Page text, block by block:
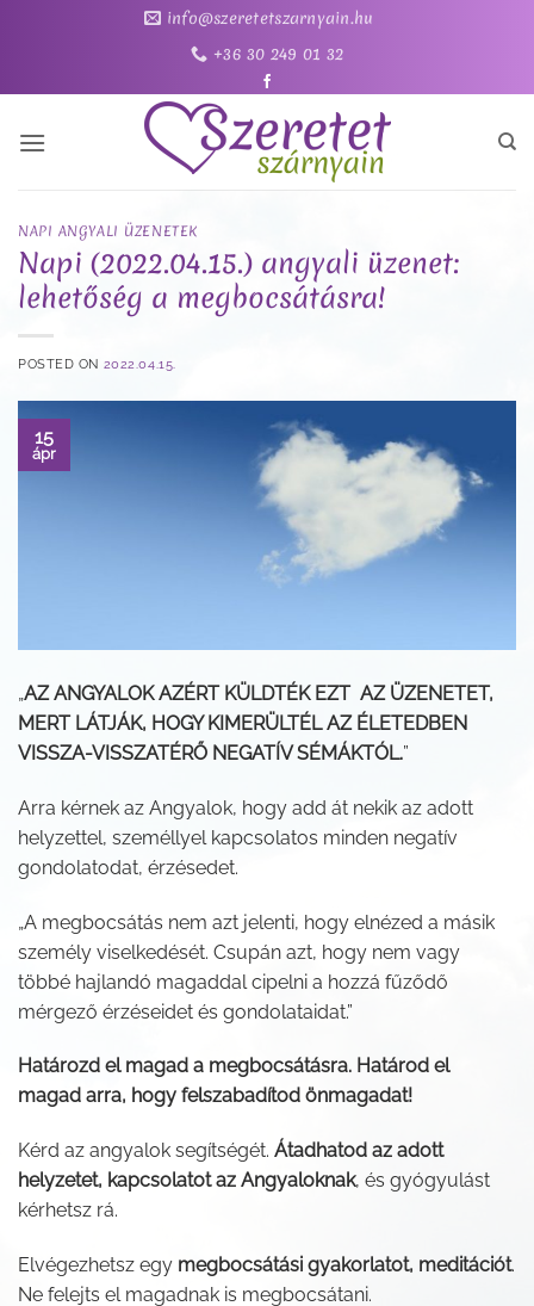
info@szeretetszarnyain.hu
+36 30 249 01 32
NAPI ANGYALI ÜZENETEK
Napi (2022.04.15.) angyali üzenet:
lehetőség a megbocsátásra!
POSTED ON 2022.04.15.
15
ápr
„AZ ANGYALOK AZÉRT KÜLDTÉK EZT AZ ÜZENETET,
MERT LÁTJÁK, HOGY KIMERÜLTÉL AZ ÉLETEDBEN
VISSZA-VISSZATÉRŐ NEGATÍV SÉMÁKTÓL.”
Arra kérnek az Angyalok, hogy add át nekik az adott
helyzettel, személlyel kapcsolatos minden negatív
gondolatodat, érzésedet.
„A megbocsátás nem azt jelenti, hogy elnézed a másik
személy viselkedését. Csupán azt, hogy nem vagy
többé hajlandó magaddal cipelni a hozzá fűződő
mérgező érzéseidet és gondolataidat.”
Határozd el magad a megbocsátásra. Határod el
magad arra, hogy felszabadítod önmagadat!
Kérd az angyalok segítségét. Átadhatod az adott
helyzetet, kapcsolatot az Angyaloknak, és gyógyulást
kérhetsz rá.
Elvégezhetsz egy megbocsátási gyakorlatot, meditációt.
Ne felejts el magadnak is megbocsátani.